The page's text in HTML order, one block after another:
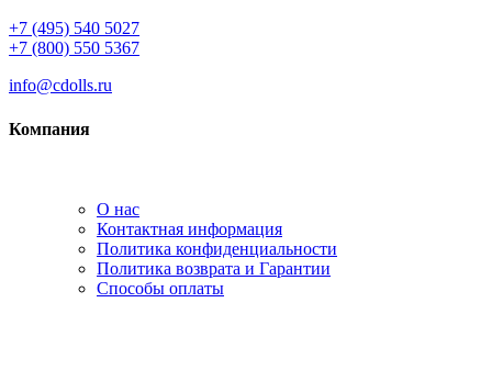
+7 (495) 540 5027
+7 (800) 550 5367
info@cdolls.ru
Компания
О нас
Контактная информация
Политика конфиденциальности
Политика возврата и Гарантии
Способы оплаты